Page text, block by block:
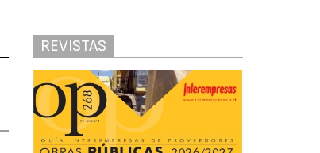
REVISTAS